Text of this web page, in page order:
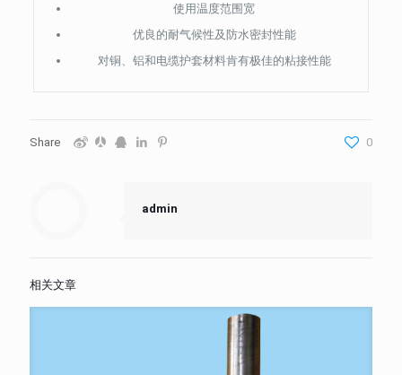
使用温度范围宽
优良的耐气候性及防水密封性能
对铜、铝和电缆护套材料肯有极佳的粘接性能
Share 0
admin
相关文章